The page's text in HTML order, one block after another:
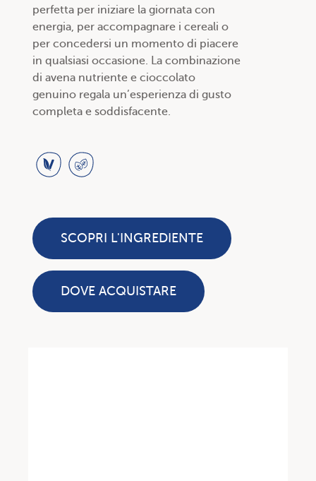
perfetta per iniziare la giornata con
energia, per accompagnare i cereali o
per concedersi un momento di piacere
in qualsiasi occasione. La combinazione
di avena nutriente e cioccolato
genuino regala un’esperienza di gusto
completa e soddisfacente.
SCOPRI L'INGREDIENTE
DOVE ACQUISTARE